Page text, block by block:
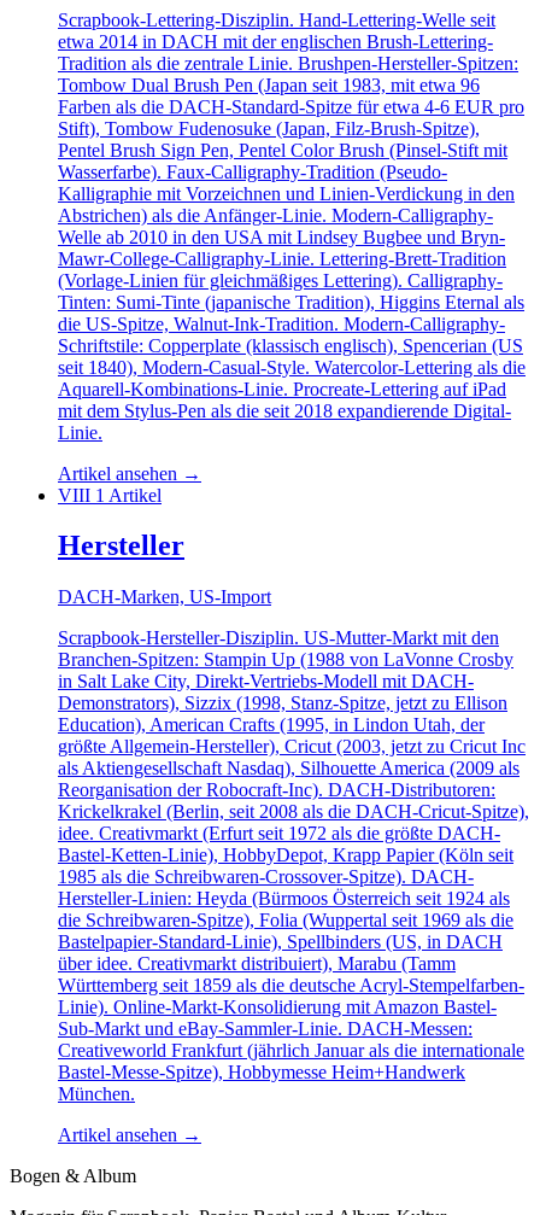
Scrapbook-Lettering-Disziplin. Hand-Lettering-Welle seit
etwa 2014 in DACH mit der englischen Brush-Lettering-
Tradition als die zentrale Linie. Brushpen-Hersteller-Spitzen:
Tombow Dual Brush Pen (Japan seit 1983, mit etwa 96
Farben als die DACH-Standard-Spitze für etwa 4-6 EUR pro
Stift), Tombow Fudenosuke (Japan, Filz-Brush-Spitze),
Pentel Brush Sign Pen, Pentel Color Brush (Pinsel-Stift mit
Wasserfarbe). Faux-Calligraphy-Tradition (Pseudo-
Kalligraphie mit Vorzeichnen und Linien-Verdickung in den
Abstrichen) als die Anfänger-Linie. Modern-Calligraphy-
Welle ab 2010 in den USA mit Lindsey Bugbee und Bryn-
Mawr-College-Calligraphy-Linie. Lettering-Brett-Tradition
(Vorlage-Linien für gleichmäßiges Lettering). Calligraphy-
Tinten: Sumi-Tinte (japanische Tradition), Higgins Eternal als
die US-Spitze, Walnut-Ink-Tradition. Modern-Calligraphy-
Schriftstile: Copperplate (klassisch englisch), Spencerian (US
seit 1840), Modern-Casual-Style. Watercolor-Lettering als die
Aquarell-Kombinations-Linie. Procreate-Lettering auf iPad
mit dem Stylus-Pen als die seit 2018 expandierende Digital-
Linie.
Artikel ansehen →
VIII 1 Artikel
Hersteller
DACH-Marken, US-Import
Scrapbook-Hersteller-Disziplin. US-Mutter-Markt mit den
Branchen-Spitzen: Stampin Up (1988 von LaVonne Crosby
in Salt Lake City, Direkt-Vertriebs-Modell mit DACH-
Demonstrators), Sizzix (1998, Stanz-Spitze, jetzt zu Ellison
Education), American Crafts (1995, in Lindon Utah, der
größte Allgemein-Hersteller), Cricut (2003, jetzt zu Cricut Inc
als Aktiengesellschaft Nasdaq), Silhouette America (2009 als
Reorganisation der Robocraft-Inc). DACH-Distributoren:
Krickelkrakel (Berlin, seit 2008 als die DACH-Cricut-Spitze),
idee. Creativmarkt (Erfurt seit 1972 als die größte DACH-
Bastel-Ketten-Linie), HobbyDepot, Krapp Papier (Köln seit
1985 als die Schreibwaren-Crossover-Spitze). DACH-
Hersteller-Linien: Heyda (Bürmoos Österreich seit 1924 als
die Schreibwaren-Spitze), Folia (Wuppertal seit 1969 als die
Bastelpapier-Standard-Linie), Spellbinders (US, in DACH
über idee. Creativmarkt distribuiert), Marabu (Tamm
Württemberg seit 1859 als die deutsche Acryl-Stempelfarben-
Linie). Online-Markt-Konsolidierung mit Amazon Bastel-
Sub-Markt und eBay-Sammler-Linie. DACH-Messen:
Creativeworld Frankfurt (jährlich Januar als die internationale
Bastel-Messe-Spitze), Hobbymesse Heim+Handwerk
München.
Artikel ansehen →
Bogen & Album